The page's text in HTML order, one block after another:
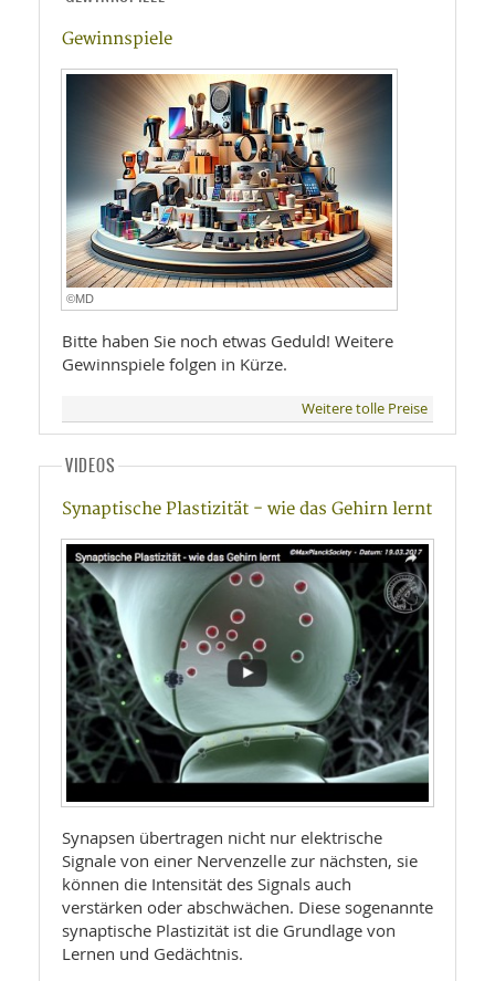
Gewinnspiele
©MD
Bitte haben Sie noch etwas Geduld! Weitere
Gewinnspiele folgen in Kürze.
Weitere tolle Preise
VIDEOS
Synaptische Plastizität - wie das Gehirn lernt
Synapsen übertragen nicht nur elektrische
Signale von einer Nervenzelle zur nächsten, sie
können die Intensität des Signals auch
verstärken oder abschwächen. Diese sogenannte
synaptische Plastizität ist die Grundlage von
Lernen und Gedächtnis.